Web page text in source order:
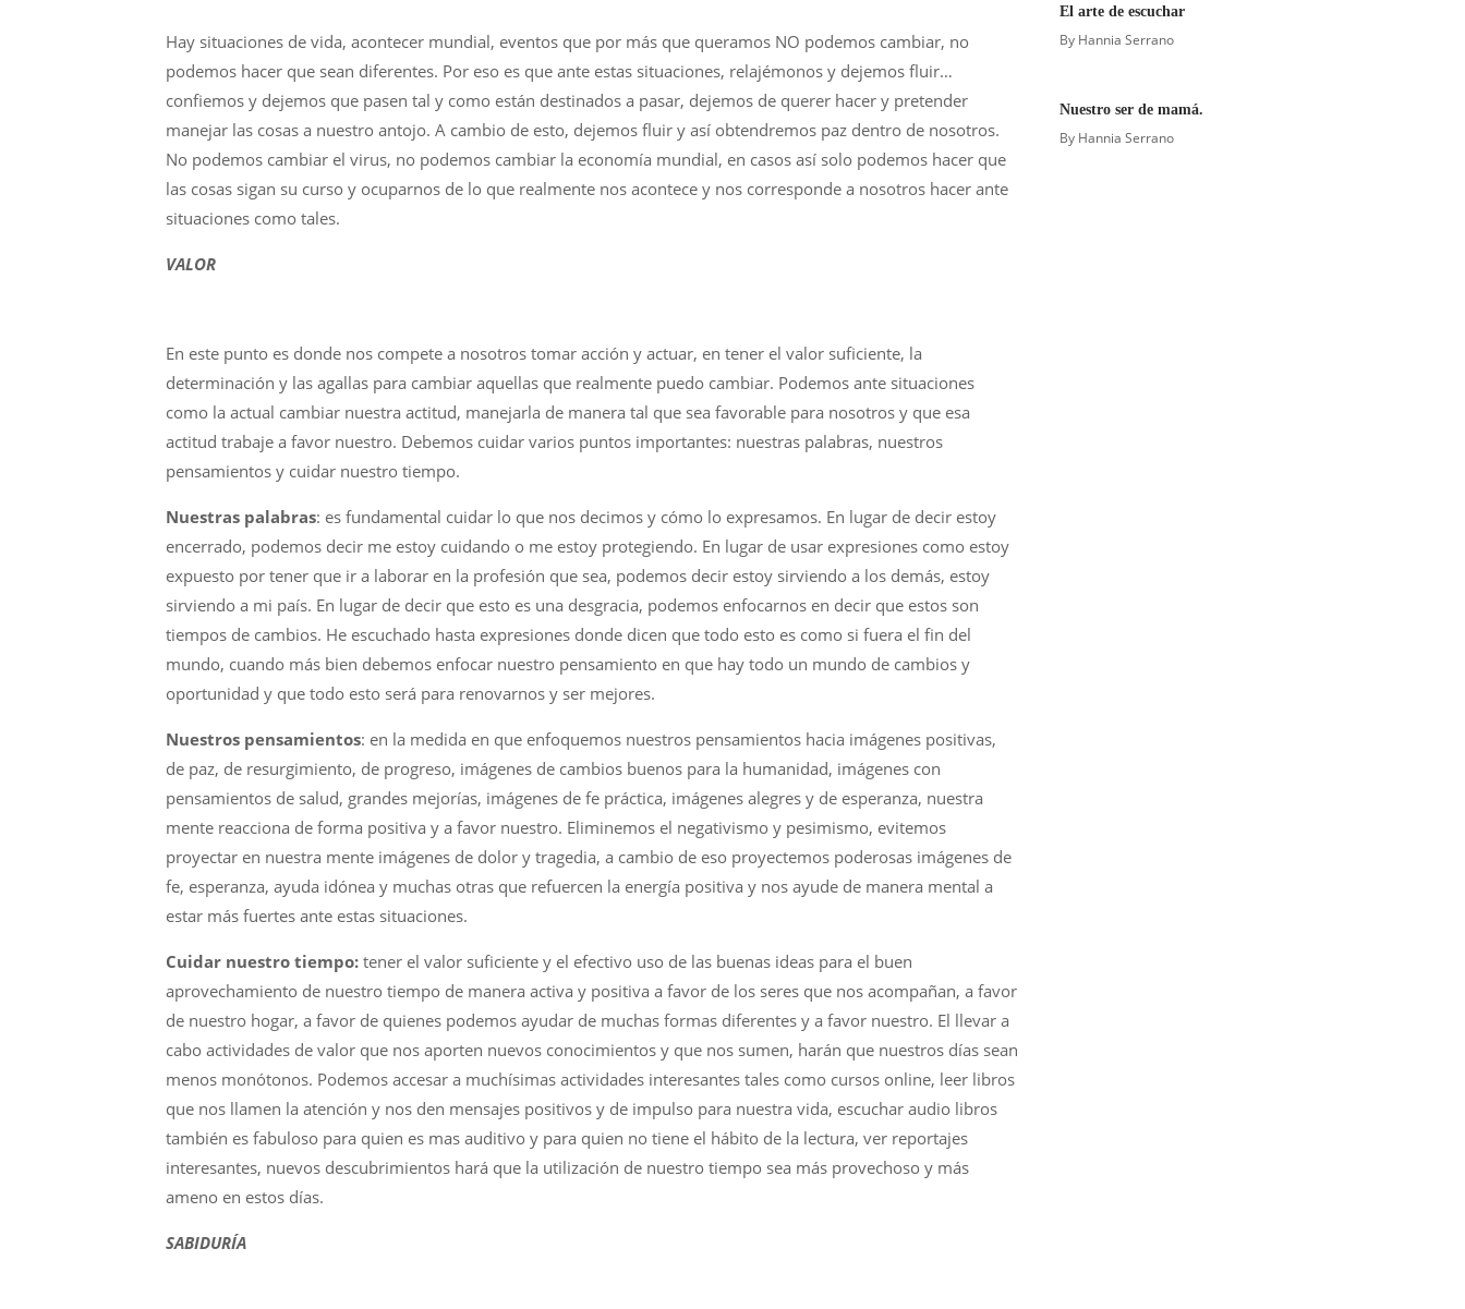
Hay situaciones de vida, acontecer mundial, eventos que por más que queramos NO podemos cambiar, no
podemos hacer que sean diferentes. Por eso es que ante estas situaciones, relajémonos y dejemos fluir…
confiemos y dejemos que pasen tal y como están destinados a pasar, dejemos de querer hacer y pretender
manejar las cosas a nuestro antojo. A cambio de esto, dejemos fluir y así obtendremos paz dentro de nosotros.
No podemos cambiar el virus, no podemos cambiar la economía mundial, en casos así solo podemos hacer que
las cosas sigan su curso y ocuparnos de lo que realmente nos acontece y nos corresponde a nosotros hacer ante
situaciones como tales.
VALOR
En este punto es donde nos compete a nosotros tomar acción y actuar, en tener el valor suficiente, la
determinación y las agallas para cambiar aquellas que realmente puedo cambiar. Podemos ante situaciones
como la actual cambiar nuestra actitud, manejarla de manera tal que sea favorable para nosotros y que esa
actitud trabaje a favor nuestro. Debemos cuidar varios puntos importantes: nuestras palabras, nuestros
pensamientos y cuidar nuestro tiempo.
Nuestras palabras: es fundamental cuidar lo que nos decimos y cómo lo expresamos. En lugar de decir estoy
encerrado, podemos decir me estoy cuidando o me estoy protegiendo. En lugar de usar expresiones como estoy
expuesto por tener que ir a laborar en la profesión que sea, podemos decir estoy sirviendo a los demás, estoy
sirviendo a mi país. En lugar de decir que esto es una desgracia, podemos enfocarnos en decir que estos son
tiempos de cambios. He escuchado hasta expresiones donde dicen que todo esto es como si fuera el fin del
mundo, cuando más bien debemos enfocar nuestro pensamiento en que hay todo un mundo de cambios y
oportunidad y que todo esto será para renovarnos y ser mejores.
Nuestros pensamientos: en la medida en que enfoquemos nuestros pensamientos hacia imágenes positivas,
de paz, de resurgimiento, de progreso, imágenes de cambios buenos para la humanidad, imágenes con
pensamientos de salud, grandes mejorías, imágenes de fe práctica, imágenes alegres y de esperanza, nuestra
mente reacciona de forma positiva y a favor nuestro. Eliminemos el negativismo y pesimismo, evitemos
proyectar en nuestra mente imágenes de dolor y tragedia, a cambio de eso proyectemos poderosas imágenes de
fe, esperanza, ayuda idónea y muchas otras que refuercen la energía positiva y nos ayude de manera mental a
estar más fuertes ante estas situaciones.
Cuidar nuestro tiempo: tener el valor suficiente y el efectivo uso de las buenas ideas para el buen
aprovechamiento de nuestro tiempo de manera activa y positiva a favor de los seres que nos acompañan, a favor
de nuestro hogar, a favor de quienes podemos ayudar de muchas formas diferentes y a favor nuestro. El llevar a
cabo actividades de valor que nos aporten nuevos conocimientos y que nos sumen, harán que nuestros días sean
menos monótonos. Podemos accesar a muchísimas actividades interesantes tales como cursos online, leer libros
que nos llamen la atención y nos den mensajes positivos y de impulso para nuestra vida, escuchar audio libros
también es fabuloso para quien es mas auditivo y para quien no tiene el hábito de la lectura, ver reportajes
interesantes, nuevos descubrimientos hará que la utilización de nuestro tiempo sea más provechoso y más
ameno en estos días.
SABIDURÍA
El arte de escuchar
By Hannia Serrano
Nuestro ser de mamá.
By Hannia Serrano